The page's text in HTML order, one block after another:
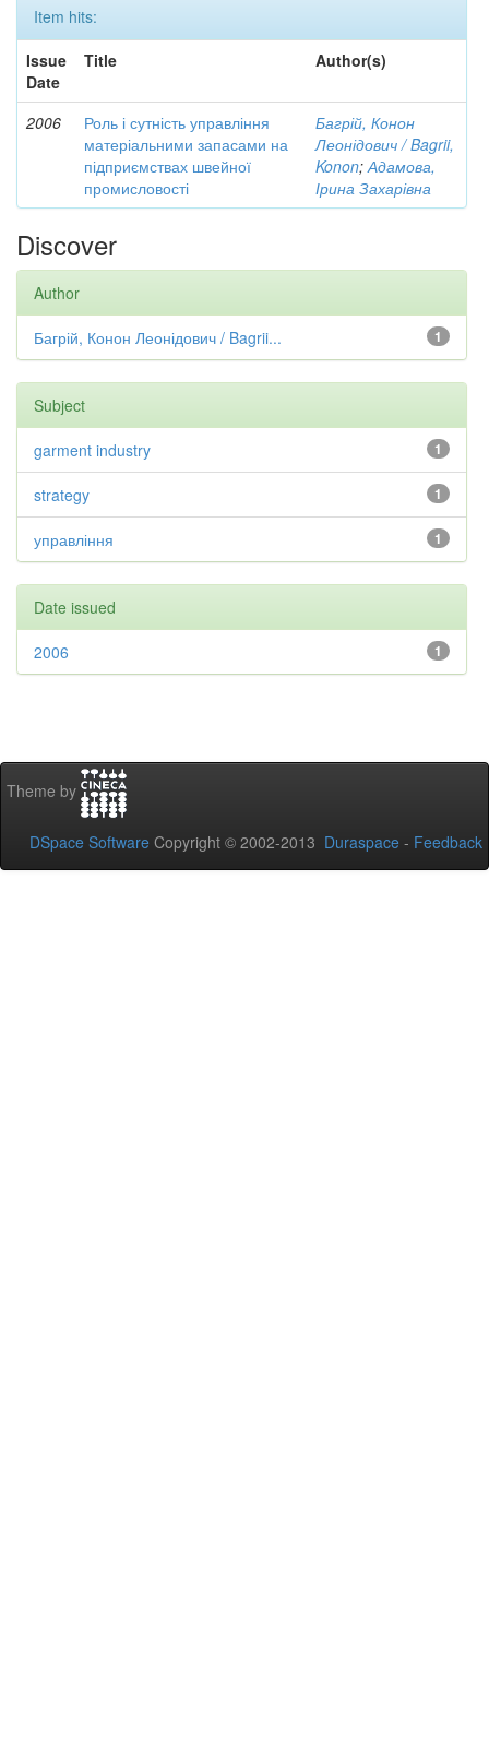
Item hits:
Issue
Date
Title Author(s)
2006
Роль і сутність управління
матеріальними запасами на
підприємствах швейної
промисловості
Багрій, Конон
Леонідович / Bagrii,
Konon;Адамова,
Ірина Захарівна
Discover
Author
1
Багрій, Конон Леонідович / Bagrii...
Subject
1
garment industry
1
strategy
1
управління
Date issued
1
2006
Theme by
DSpace Software Copyright © 2002-2013 Duraspace - Feedback